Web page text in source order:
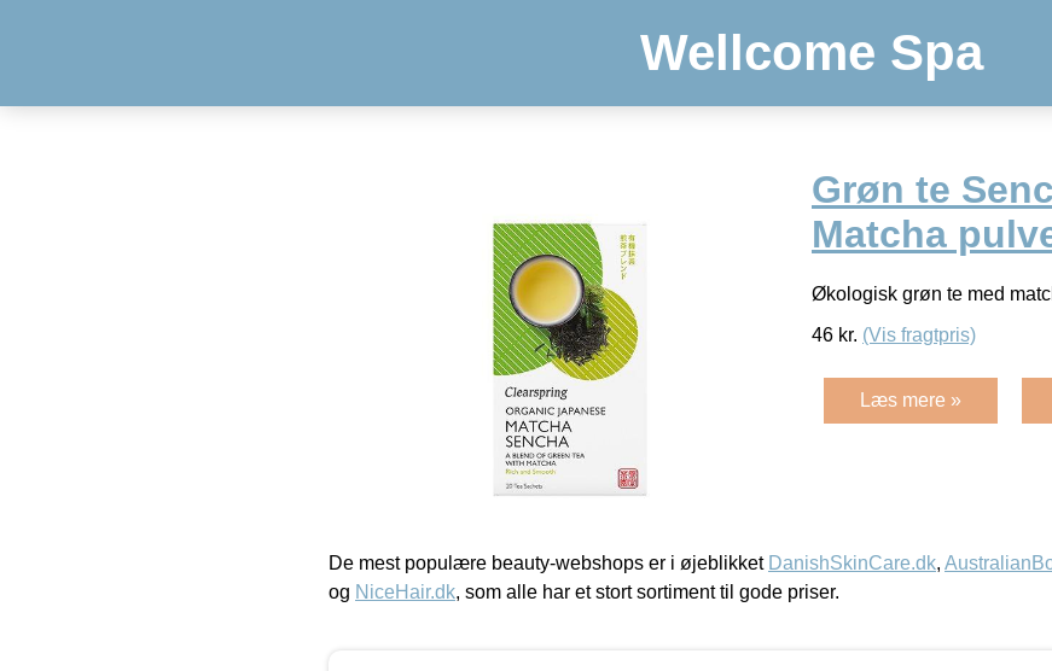
Wellcome Spa
Grøn te
Matcha
Økologisk grøn te med
46 kr. (Vis fragtpris)
Læs mere »
De mest populære beauty-webshops er i øjeblikket DanishSkinCare.dk,
og NiceHair.dk, som alle har et stort sortiment til gode priser.